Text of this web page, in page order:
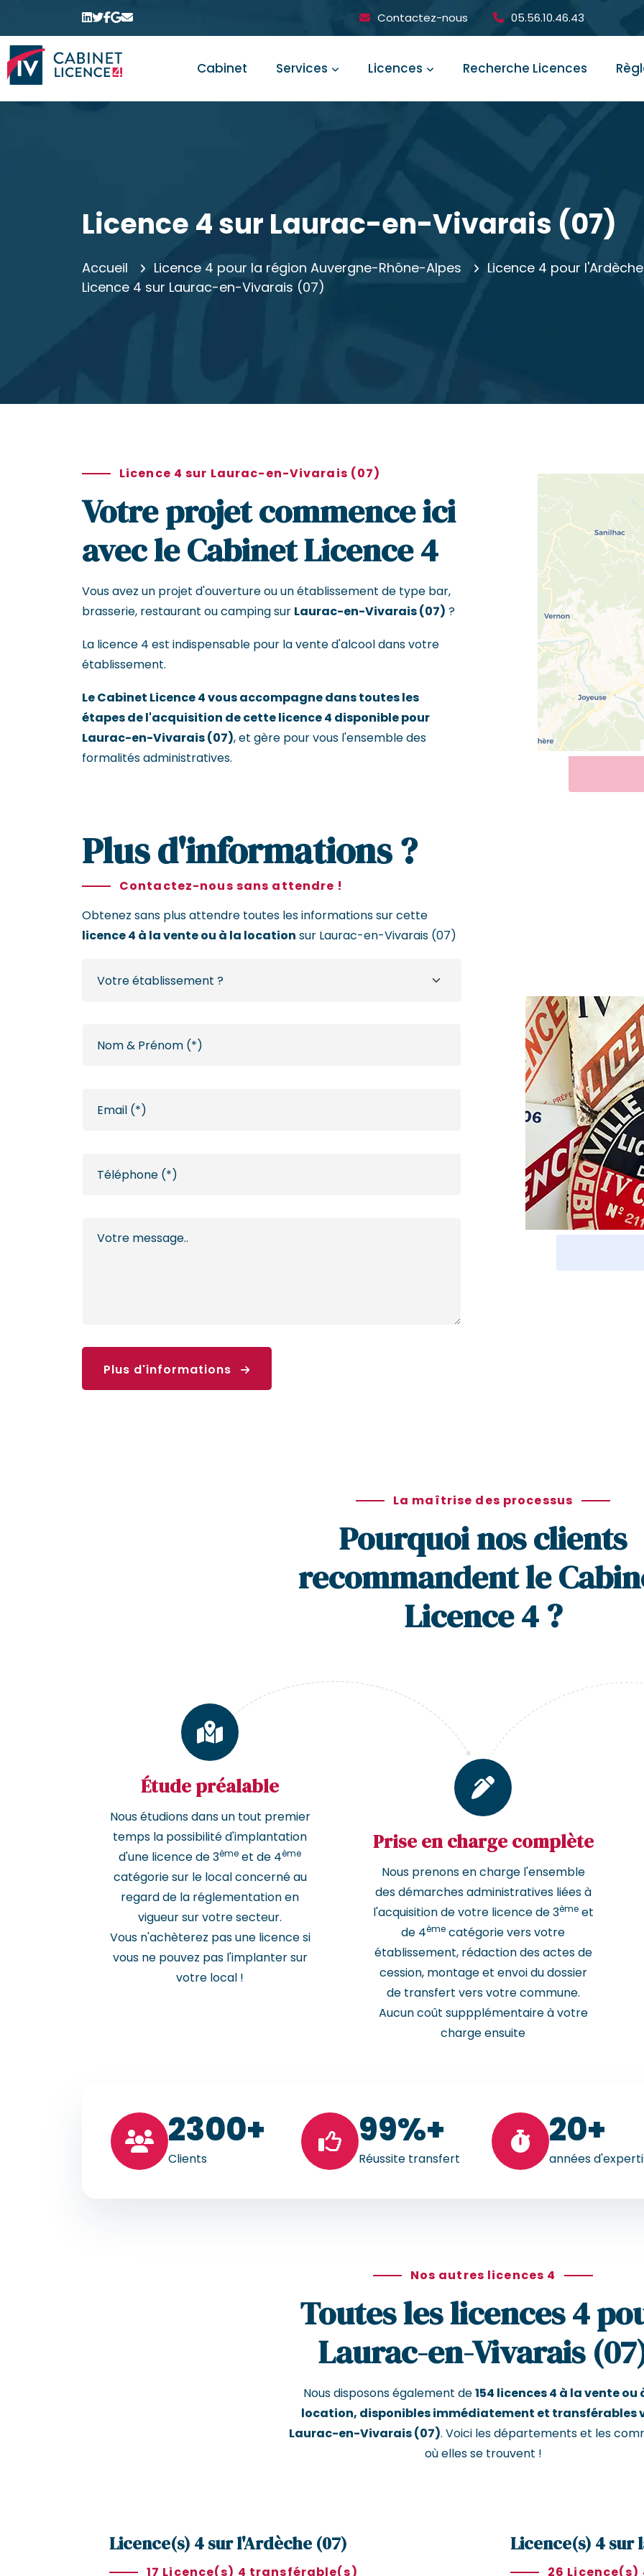
Contactez-nous 05.56.10.46.43
Cabinet Services Licences Recherche Licences
Licence 4 sur Laurac-en-Vivarais (07)
Accueil Licence 4 pour la région Auvergne-Rhône-Alpes
Licence 4 pour
Licence 4 sur Laurac-en-Vivarais (07)
Licence 4 sur Laurac-en-Vivarais (07)
Votre projet commence ici
avec le Cabinet Licence 4
Vous avez un projet d'ouverture ou un établissement de type bar,
brasserie, restaurant ou camping sur Laurac-en-Vivarais (07) ?
La licence 4 est indispensable pour la vente d'alcool dans votre
établissement.
Le Cabinet Licence 4 vous accompagne dans toutes les
étapes de l'acquisition de cette licence 4 disponible pour
Laurac-en-Vivarais (07), et gère pour vous l'ensemble des
formalités administratives.
Plus d'informations ?
Contactez-nous sans attendre !
Obtenez sans plus attendre toutes les informations sur cette
licence 4 à la vente ou à la location sur Laurac-en-Vivarais (07)
Plus d'informations
La maîtrise des processus
Pourquoi nos clients
recommandent le
Licence 4 ?
Étude préalable
Nous étudions dans un tout premier
temps la possibilité d'implantation
d'une licence de 3ème et de 4ème
catégorie sur le local concerné au
regard de la réglementation en
vigueur sur votre secteur.
Vous n'achèterez pas une licence si
vous ne pouvez pas l'implanter sur
votre local !
Prise en charge complète
Nous prenons en charge l'ensemble
des démarches administratives liées à
l'acquisition de votre licence de 3èmeet
de 4ème catégorie vers votre
établissement, rédaction des actes de
cession, montage et envoi du dossier
de transfert vers votre commune.
Aucun coût suppplémentaire à votre
charge ensuite
2300+
Clients
99%+
Réussite transfert
20+
années
Nos autres licences 4
Toutes les licences 4
Laurac-en-Vivarais
Nous disposons également de154 licences 4 à la vente ou
location, disponibles immédiatement et transférables
Laurac-en-Vivarais (07). Voici les départements et les
où elles se trouvent !
Licence(s) 4 sur l'Ardèche (07)
17 Licence(s) 4 transférable(s)
Licence(s) 4 sur
26